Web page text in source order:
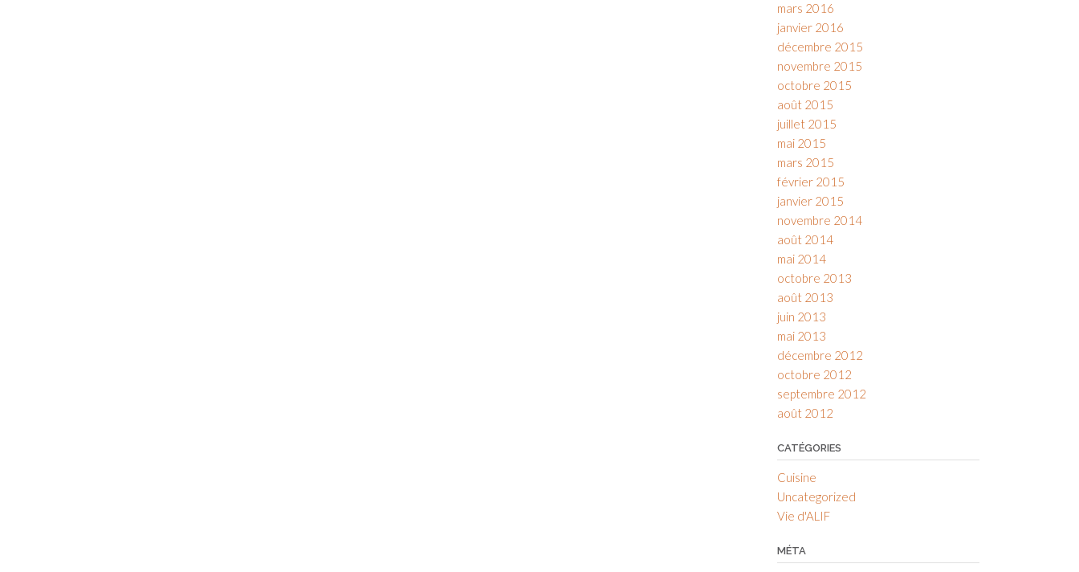
mars 2016
janvier 2016
décembre 2015
novembre 2015
octobre 2015
août 2015
juillet 2015
mai 2015
mars 2015
février 2015
janvier 2015
novembre 2014
août 2014
mai 2014
octobre 2013
août 2013
juin 2013
mai 2013
décembre 2012
octobre 2012
septembre 2012
août 2012
CATÉGORIES
Cuisine
Uncategorized
Vie d'ALIF
MÉTA